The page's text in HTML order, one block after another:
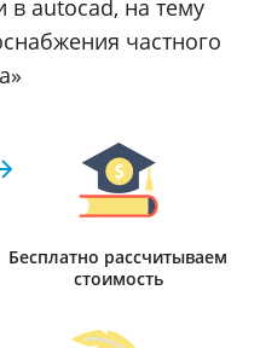
в autocad, на тему
частного
Бесплатно рассчитываем
стоимость